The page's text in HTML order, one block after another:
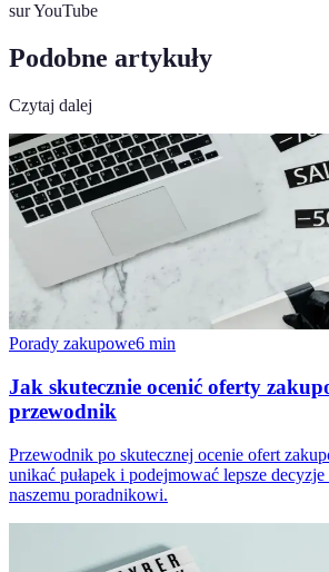
sur YouTube
Podobne artykuły
Czytaj dalej
Porady zakupowe6 min
Jak skutecznie ocenić oferty
przewodnik
Przewodnik po skutecznej ocenie ofert
unikać pułapek i podejmować lepsze
naszemu poradnikowi.